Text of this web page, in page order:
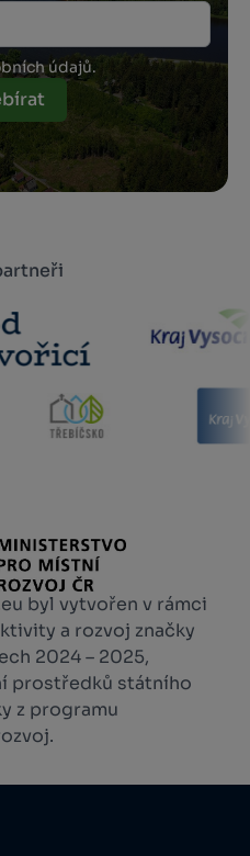
údajů.
byl vytvořen v rámci
a rozvoj značky
2024 – 2025,
prostředků státního
z programu